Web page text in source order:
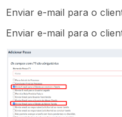
Enviar e-mail para o
Enviar e-mail para o